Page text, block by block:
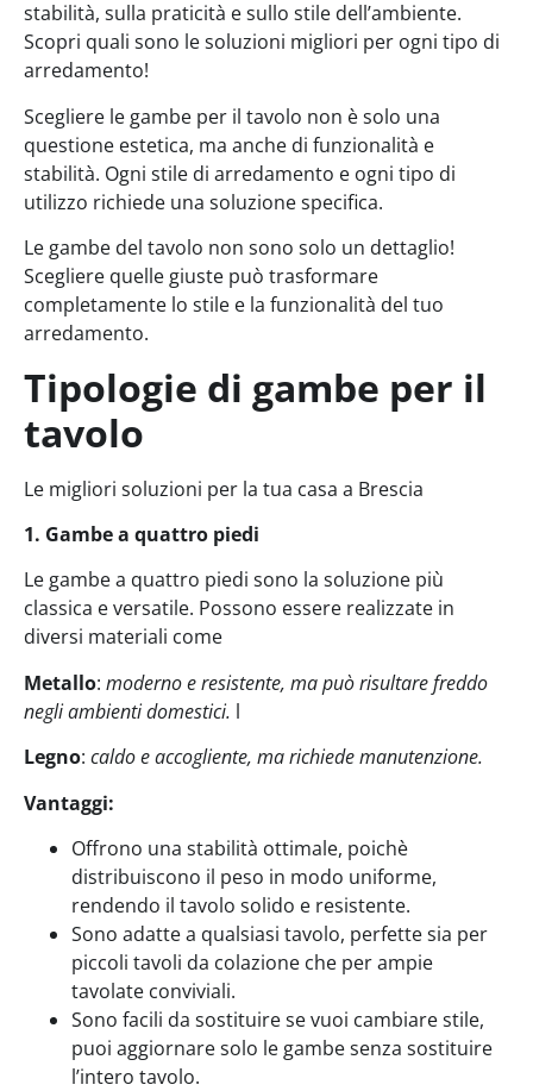
stabilità, sulla praticità e sullo stile dell’ambiente.
Scopri quali sono le soluzioni migliori per ogni tipo di
arredamento!
Scegliere le gambe per il tavolo non è solo una
questione estetica, ma anche di funzionalità e
stabilità. Ogni stile di arredamento e ogni tipo di
utilizzo richiede una soluzione specifica.
Le gambe del tavolo non sono solo un dettaglio!
Scegliere quelle giuste può trasformare
completamente lo stile e la funzionalità del tuo
arredamento.
Tipologie di gambe per il
tavolo
Le migliori soluzioni per la tua casa a Brescia
1. Gambe a quattro piedi
Le gambe a quattro piedi sono la soluzione più
classica e versatile. Possono essere realizzate in
diversi materiali come
Metallo: moderno e resistente, ma può risultare freddo
negli ambienti domestici. l
Legno: caldo e accogliente, ma richiede manutenzione.
Vantaggi:
Offrono una stabilità ottimale, poichè
distribuiscono il peso in modo uniforme,
rendendo il tavolo solido e resistente.
Sono adatte a qualsiasi tavolo, perfette sia per
piccoli tavoli da colazione che per ampie
tavolate conviviali.
Sono facili da sostituire se vuoi cambiare stile,
puoi aggiornare solo le gambe senza sostituire
l’intero tavolo.